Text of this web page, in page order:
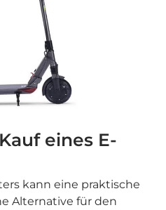
eines E-
kann eine praktische
Alternative für den